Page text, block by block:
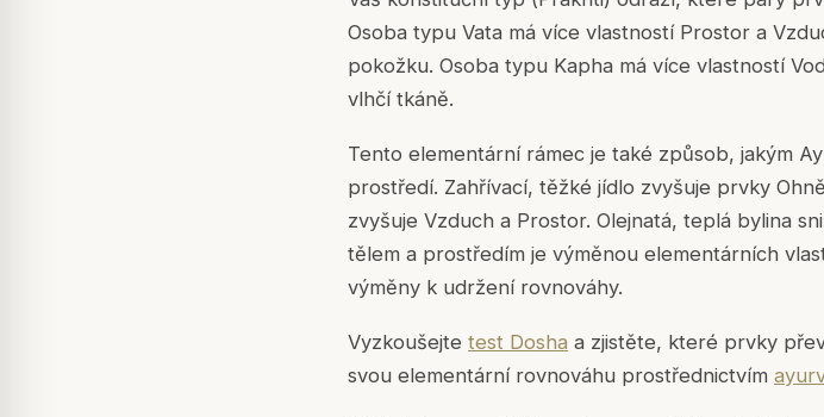
Osoba typu Vata má více vlastností Prostor a
pokožku. Osoba typu Kapha má více vlastností
vlhčí tkáně.
Tento elementární rámec je také způsob, jakým
prostředí. Zahřívací, těžké jídlo zvyšuje prvky
zvyšuje Vzduch a Prostor. Olejnatá, teplá bylina
tělem a prostředím je výměnou elementárních
výměny k udržení rovnováhy.
Vyzkoušejte test Dosha a zjistěte, které prvky
svou elementární rovnováhu prostřednictvím